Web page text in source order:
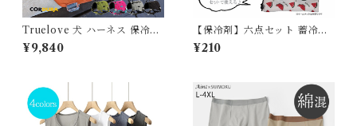
Truelove 犬 ハーネス 保冷剤
付き 高機能 夏 熱中症対策 暑
さ対策 ソフトハーネス コーデ
かり 安全 7色 反射素材 かわい
い カラフル 夜間安全 定番 優
しい 保冷剤対応 TLB2251
¥9,840
【保冷剤】六点セット 蓄冷剤
スノーパック 50g ペットクー
ルネック用
¥210